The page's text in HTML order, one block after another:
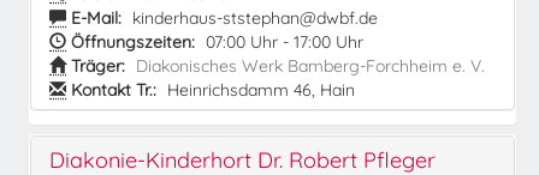
E-Mail: kinderhaus-ststephan@dwbf.de
Öffnungszeiten: 07:00 Uhr - 17:00 Uhr
Träger: Diakonisches Werk Bamberg-Forchheim e. V.
Kontakt Tr.: Heinrichsdamm 46, Hain
Diakonie-Kinderhort Dr. Robert Pfleger